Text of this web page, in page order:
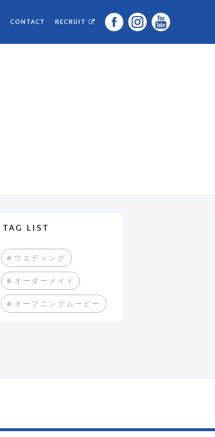
CONTACT RECRUIT
TAG LIST
#ウエディング
#オーダーメイド
#オープニングムービー